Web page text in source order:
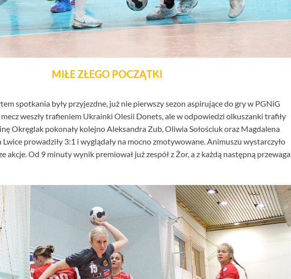
MIŁE ZŁEGO POCZĄTKI
spotkania były przyjezdne, już nie pierwszy sezon aspirujące do gry w PGNiG
mecz weszły trafieniem Ukrainki Olesii Donets, ale w odpowiedzi olkuszanki trafiły
Okręglak pokonały kolejno Aleksandra Zub, Oliwia Sołościuk oraz Magdalena
Lwice prowadziły 3:1 i wyglądały na mocno zmotywowane. Animuszu wystarczyło
akcje. Od 9 minuty wynik premiował już zespół z Żor, a z każdą następną przewaga